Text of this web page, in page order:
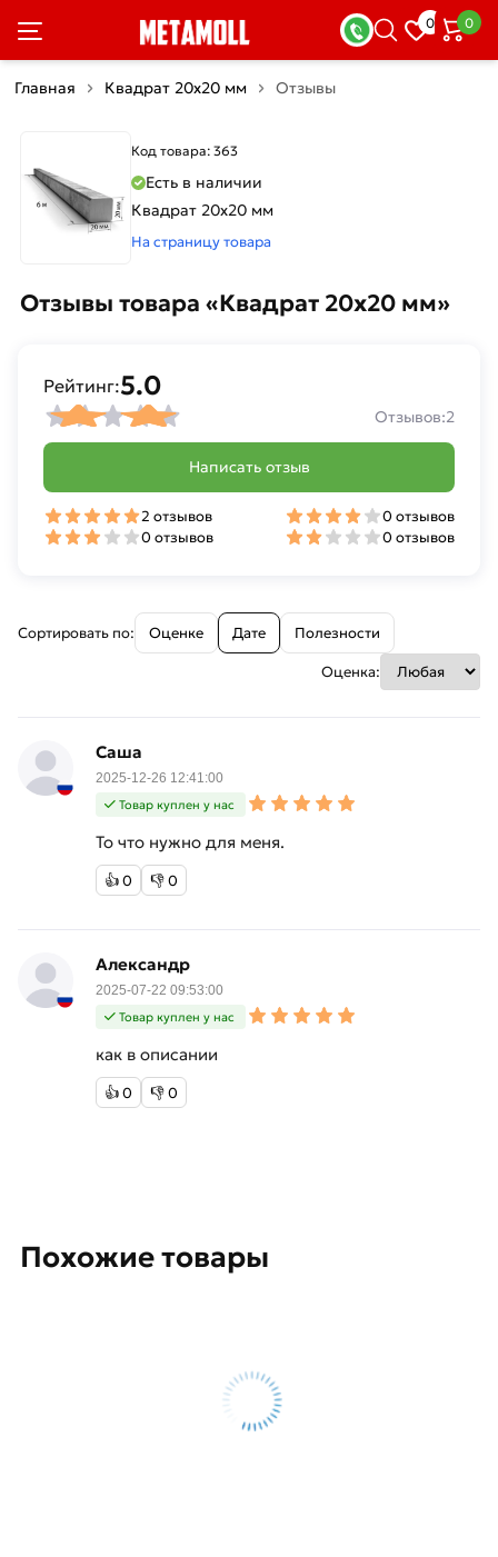
0 0
Главная Квадрат 20х20 мм Отзывы
Код товара: 363
Есть в наличии
Квадрат 20х20 мм
На страницу товара
Отзывы товара «Квадрат 20х20 мм»
Сортировать по: Оценке Дате Полезности
Оценка:
Саша
2025-12-26 12:41:00
Товар куплен у нас
То что нужно для меня.
👍0 👎0
Александр
2025-07-22 09:53:00
Товар куплен у нас
как в описании
👍0 👎0
Рейтинг:5.0
Отзывов:2
Написать отзыв
2 отзывов
0 отзывов
0 отзывов
0 отзывов
Похожие товары